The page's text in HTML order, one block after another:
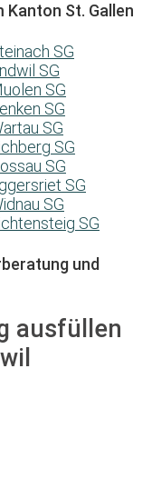
St. Gallen
SG
SG
SG
SG
SG
SG
SG
SG
SG
SG
und
ausfüllen